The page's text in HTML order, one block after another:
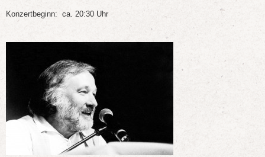
Konzertbeginn: ca. 20:30 Uhr